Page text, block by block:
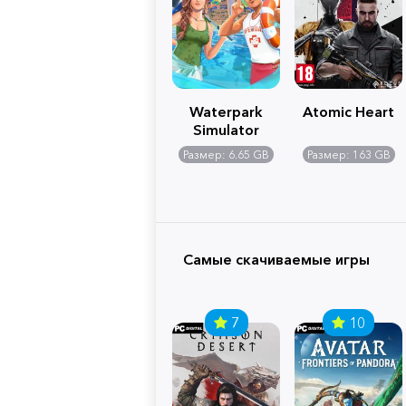
Waterpark
Simulator
Размер: 6.65 GB
Atomic Heart
Размер: 163 GB
Самые скачиваемые игры
7 10